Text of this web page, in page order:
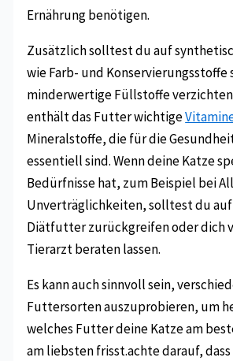
Ernährung benötigen.
Zusätzlich solltest du auf
wie Farb- und Konservierungsstoffe
minderwertige Füllstoffe
enthält das Futter wichtige
Mineralstoffe, die für die
essentiell sind. Wenn deine Katze
Bedürfnisse hat, zum Beispiel bei
Unverträglichkeiten, solltest du
Diätfutter zurückgreifen oder dich
Tierarzt beraten lassen.
Es kann auch sinnvoll sein,
Futtersorten auszuprobieren, um
welches Futter deine Katze am
am liebsten frisst.achte darauf,